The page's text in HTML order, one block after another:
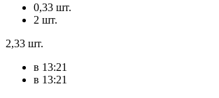
0,33 шт.
2 шт.
2,33 шт.
в 13:21
в 13:21